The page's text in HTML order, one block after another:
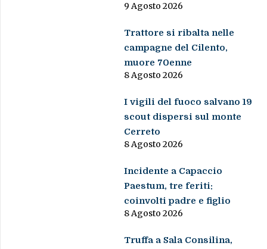
9 Agosto 2026
Trattore si ribalta nelle
campagne del Cilento,
muore 70enne
8 Agosto 2026
I vigili del fuoco salvano 19
scout dispersi sul monte
Cerreto
8 Agosto 2026
Incidente a Capaccio
Paestum, tre feriti:
coinvolti padre e figlio
8 Agosto 2026
Truffa a Sala Consilina,